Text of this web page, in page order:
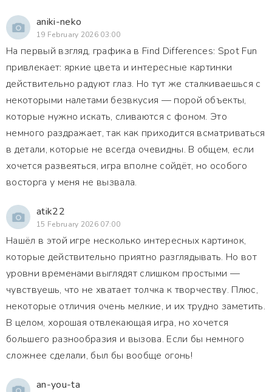
aniki-neko
19 February 2026 03:00
На первый взгляд, графика в Find Differences: Spot Fun
привлекает: яркие цвета и интересные картинки
действительно радуют глаз. Но тут же сталкиваешься с
некоторыми налетами безвкусия — порой объекты,
которые нужно искать, сливаются с фоном. Это
немного раздражает, так как приходится всматриваться
в детали, которые не всегда очевидны. В общем, если
хочется развеяться, игра вполне сойдёт, но особого
восторга у меня не вызвала.
atik22
15 February 2026 07:00
Нашёл в этой игре несколько интересных картинок,
которые действительно приятно разглядывать. Но вот
уровни временами выглядят слишком простыми —
чувствуешь, что не хватает толчка к творчеству. Плюс,
некоторые отличия очень мелкие, и их трудно заметить.
В целом, хорошая отвлекающая игра, но хочется
большего разнообразия и вызова. Если бы немного
сложнее сделали, был бы вообще огонь!
an-you-ta